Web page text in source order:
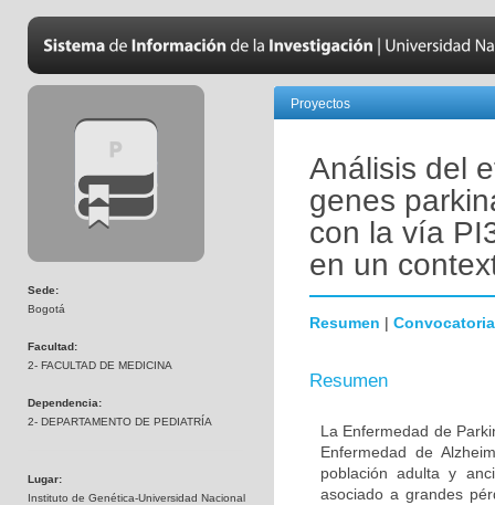
Sede:
Bogotá
Facultad:
2- FACULTAD DE MEDICINA
Dependencia:
2- DEPARTAMENTO DE PEDIATRÍA
Lugar:
Instituto de Genética-Universidad Nacional
Proyectos
Análisis del
genes
con la vía
en un
Resumen | Convocatoria
Resumen
La Enfermedad de
Enfermedad de
población adulta y
asociado a grandes